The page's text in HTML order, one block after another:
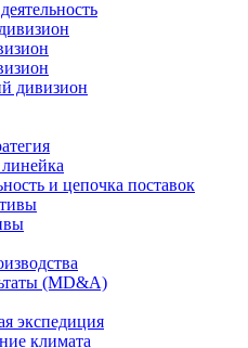
дивизион
и цепочка поставок
(MD&A)
экспедиция
климата